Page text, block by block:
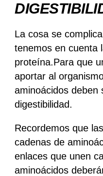
La cosa se
tenemos en cuenta
proteína.Para que
aportar al
aminoácidos deben
digestibilidad.
Recordemos que
cadenas de
enlaces que unen
aminoácidos